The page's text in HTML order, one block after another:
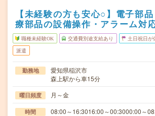
【未経験の方も安心○】電子部
療部品の設備操作・アラーム対
職種未経験OK 交通費別途支給あり 土日祝日が
派遣
勤務地
愛知県稲沢市
森上駅から車15分
曜日頻度 月～金
時間 08:00～16:3016:00～00:3000:00～